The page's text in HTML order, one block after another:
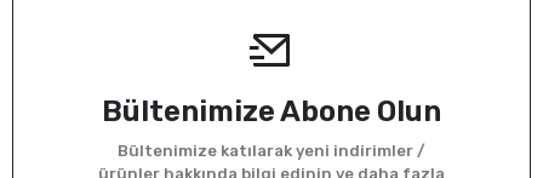
Bültenimize Abone Olun
Bültenimize katılarak yeni indirimler /
ürünler hakkında bilgi edinin ve daha fazla